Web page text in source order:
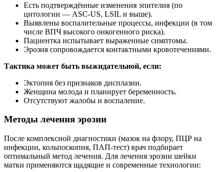
Есть подтверждённые изменения эпителия (по
цитологии — ASC-US, LSIL и выше).
Выявлены воспалительные процессы, инфекции (в том
числе ВПЧ высокого онкогенного риска).
Пациентка испытывает выраженные симптомы.
Эрозия сопровождается контактными кровотечениями.
Тактика может быть выжидательной, если:
Эктопия без признаков дисплазии.
Женщина молода и планирует беременность.
Отсутствуют жалобы и воспаление.
Методы лечения эрозии
После комплексной диагностики (мазок на флору, ПЦР на
инфекции, кольпоскопия, ПАП-тест) врач подбирает
оптимальный метод лечения. Для лечения эрозии шейки
матки применяются щадящие и современные технологии: